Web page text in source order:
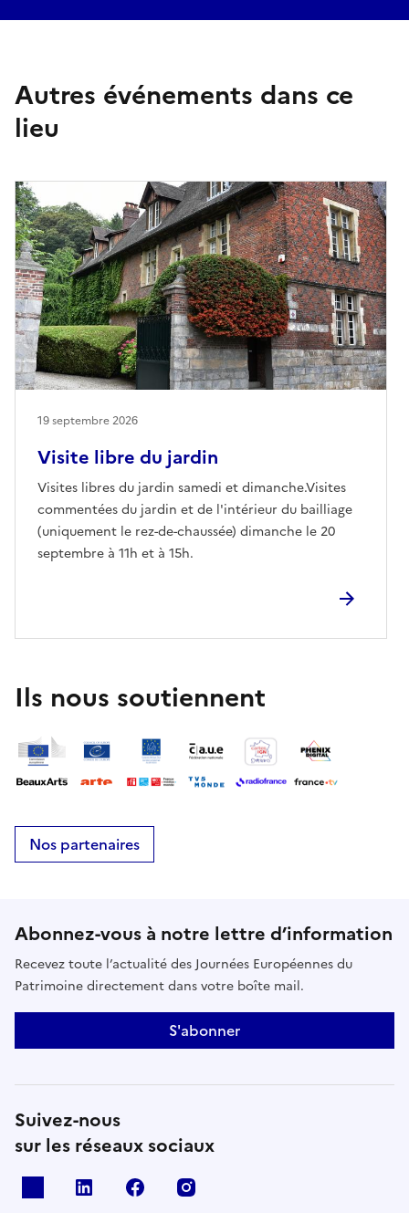
Autres événements dans ce
lieu
Visite libre du jardin
Visites libres du jardin samedi et dimanche.Visites
commentées du jardin et de l'intérieur du bailliage
(uniquement le rez-de-chaussée) dimanche le 20
septembre à 11h et à 15h.
19 septembre 2026
Ils nous soutiennent
Nos partenaires
Abonnez-vous à notre lettre d’information
Recevez toute l’actualité des Journées Européennes du
Patrimoine directement dans votre boîte mail.
S'abonner
Suivez-nous
sur les réseaux sociaux
Linkedin Facebook